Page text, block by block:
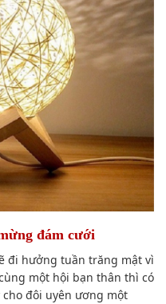
đám cưới
đi hưởng tuần trăng mật vì
một hội bạn thân thì có
đôi uyên ương một